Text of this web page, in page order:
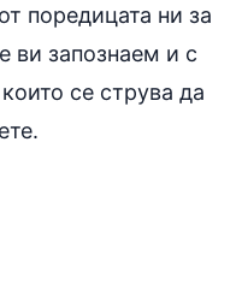
поредицата ни за
ви запознаем и с
се струва да